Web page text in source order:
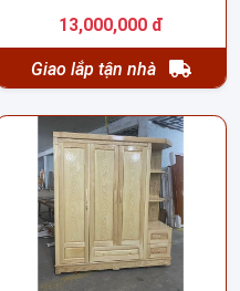
13,000,000 đ
Giao lắp tận nhà